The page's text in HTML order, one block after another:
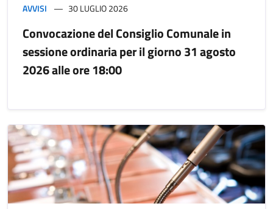
AVVISI 30 LUGLIO 2026
Convocazione del Consiglio Comunale in
sessione ordinaria per il giorno 31 agosto
2026 alle ore 18:00